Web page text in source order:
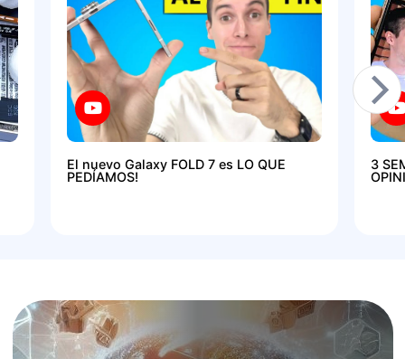
El nuevo Galaxy FOLD 7 es LO QUE
PEDÍAMOS!
3